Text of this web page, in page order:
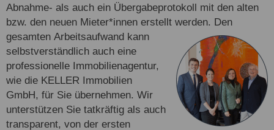
Abnahme- als auch ein Übergabeprotokoll mit den alten
bzw. den neuen Mieter*innen erstellt werden. Den
gesamten Arbeitsaufwand kann
selbstverständlich auch eine
professionelle Immobilienagentur,
wie die KELLER Immobilien
GmbH, für Sie übernehmen. Wir
unterstützen Sie tatkräftig als auch
transparent, von der ersten